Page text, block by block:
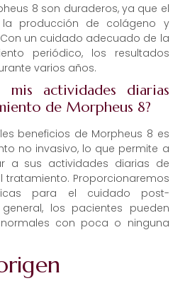
8 son duraderos, ya que el
la producción de colágeno y
un cuidado adecuado de la
periódico, los resultados
varios años.
actividades diarias
de Morpheus 8?
beneficios de Morpheus 8 es
no invasivo, lo que permite a
a sus actividades diarias de
tratamiento. Proporcionaremos
para el cuidado post-
los pacientes pueden
con poca o ninguna